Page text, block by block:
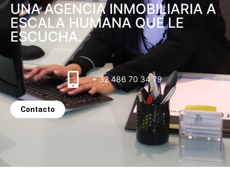
UNA AGENCIA INMOBILIARIA A
ESCALA HUMANA QUE LE
ESCUCHA.
+ 32 486 70 34 79
Contacto